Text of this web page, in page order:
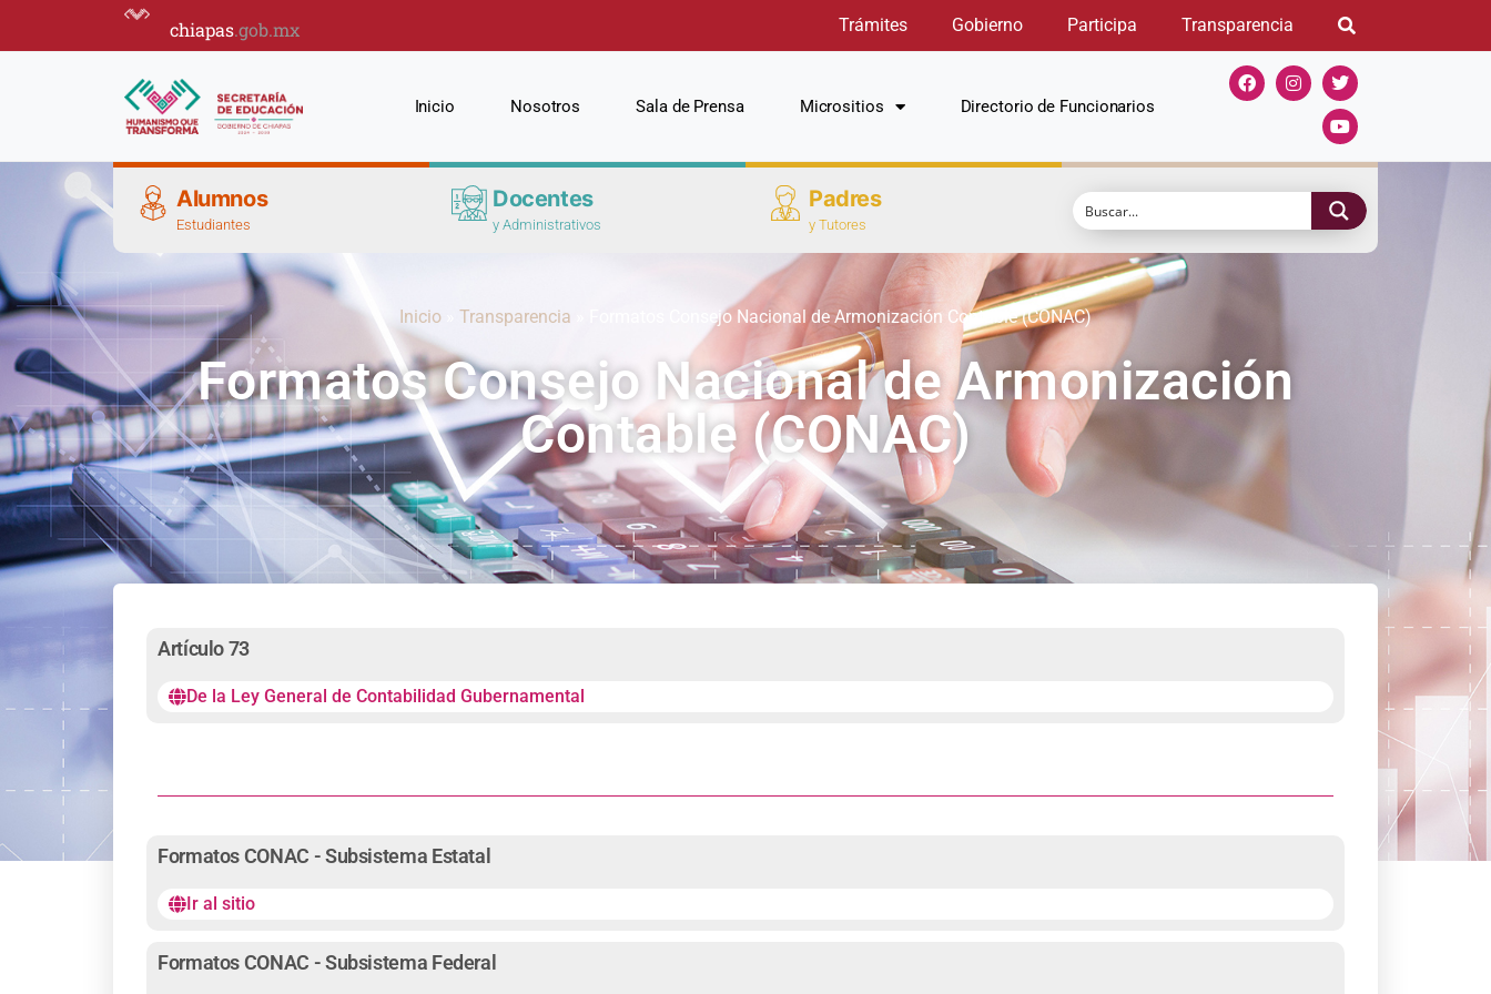
chiapas.gob.mx Trámites Gobierno Participa Transparencia
Inicio Nosotros Sala de Prensa Micrositios Directorio de Funcionarios
Alumnos
Estudiantes
Docentes
y Administrativos
Padres
y Tutores
Inicio Transparencia Formatos Consejo Nacional de Armonización Contable (CONAC)
Formatos Consejo Nacional de Armonización
Contable (CONAC)
Artículo 73
De la Ley General de Contabilidad Gubernamental
Formatos CONAC - Subsistema Estatal
Ir al sitio
Formatos CONAC - Subsistema Federal